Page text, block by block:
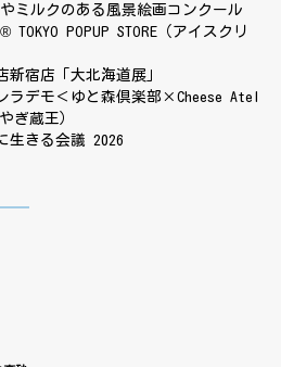
ミルクのある風景絵画コンクール
TOKYO POPUP STORE（アイスクリ
新宿店「大北海道展」
ラデモ＜ゆと森倶楽部×Cheese Atel
ぎ蔵王）
生きる会議 2026